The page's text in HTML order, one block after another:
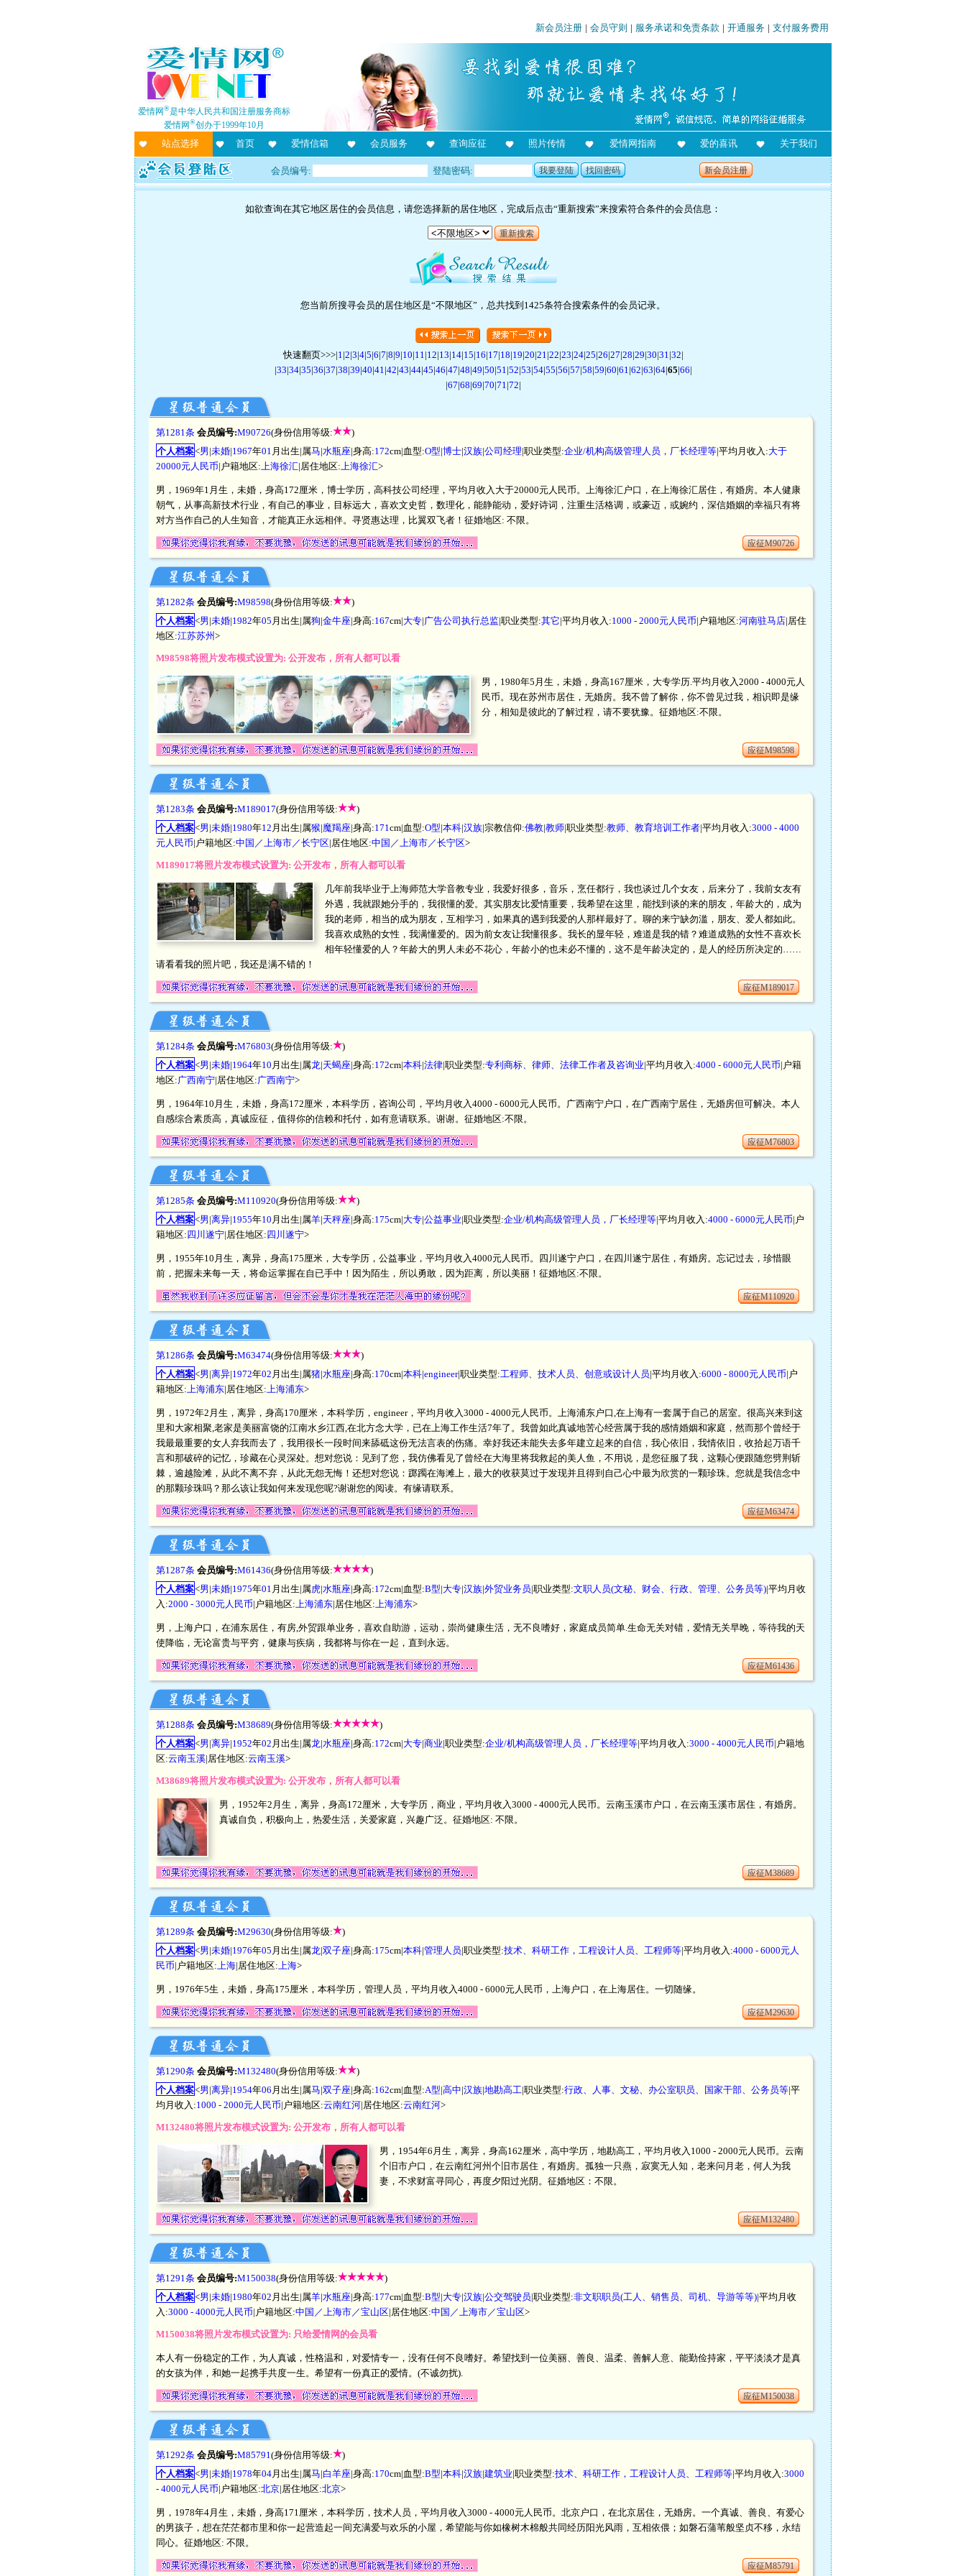
新会员注册 | 会员守则 | 服务承诺和免责条款 | 开通服务 | 支付服务费用
爱情网®是中华人民共和国注册服务商标
爱情网®创办于1999年10月
站点选择 首页 爱情信箱 会员服务 查询应征 照片传情 爱情网指南 爱的喜讯 关于我们
会员编号: 登陆密码: 我要登陆 找回密码 新会员注册
如欲查询在其它地区居住的会员信息，请您选择新的居住地区，完成后点击“重新搜索”来搜索符合条件的会员信息：
重新搜索
您当前所搜寻会员的居住地区是“不限地区”，总共找到1425条符合搜索条件的会员记录。
快速翻页>>>|1 |2|3|4|5|6|7|8|9|10|11 |12|13|14|15|16|17|18|19|20|21 |22|23|24|25|26|27|28|29|30|31 |32|
|33|34|35|36|37|38|39|40|41 |42|43|44|45|46|47|48|49|50|51 |52|53|54|55|56|57|58|59|60|61 |62|63|64|65|66|
|67|68|69|70|71 |72|
第1281条 会员编号:M90726(身份信用等级:
)
个人档案<男|未婚|1967年01 月出生|属马|水瓶座|身高:172cm|血型:O型|博士|汉族|公司经理|职业类型:企业/机构高级管理人员，厂长经理等|平均月收入:大于
20000元人民币|户籍地区: 上海徐汇|居住地区: 上海徐汇>
男，1969年1月生，未婚，身高172厘米，博士学历，高科技公司经理，平均月收入大于20000元人民币。上海徐汇户口，在上海徐汇居住，有婚房。本人健康
朝气，从事高新技术行业，有自己的事业，目标远大，喜欢文史哲，数理化，能静能动，爱好诗词，注重生活格调，或豪迈，或婉约，深信婚姻的幸福只有将
对方当作自己的人生知音，才能真正永远相伴。寻贤惠达理，比翼双飞者！征婚地区: 不限。
应征M90726
第1282条 会员编号:M98598(身份信用等级:
)
个人档案<男|未婚|1982年05 月出生|属狗|金牛座|身高:167cm|大专|广告公司执行总监|职业类型:其它|平均月收入:1000 - 2000元人民币|户籍地区:河南驻马店|居住
地区:江苏苏州>
M98598将照片发布模式设置为: 公开发布，所有人都可以看
男，1980年5月生，未婚，身高167厘米，大专学历.平均月收入2000 - 4000元人
民币。现在苏州市居住，无婚房。我不曾了解你，你不曾见过我，相识即是缘
分，相知是彼此的了解过程，请不要犹豫。征婚地区:不限。
应征M98598
第1283条 会员编号:M189017(身份信用等级:
)
个人档案<男|未婚|1980年12 月出生|属猴|魔羯座|身高:171 cm|血型:O型|本科|汉族|宗教信仰:佛教|教师|职业类型:教师、教育培训工作者|平均月收入:3000 - 4000
元人民币|户籍地区:中国／上海市／长宁区|居住地区:中国／上海市／长宁区>
M189017将照片发布模式设置为: 公开发布，所有人都可以看
几年前我毕业于上海师范大学音教专业，我爱好很多，音乐，烹任都行，我也谈过几个女友，后来分了，我前女友有
外遇，我就跟她分手的，我很懂的爱。其实朋友比爱情重要，我希望在这里，能找到谈的来的朋友，年龄大的，成为
我的老师，相当的成为朋友，互相学习，如果真的遇到我爱的人那样最好了。聊的来宁缺勿滥，朋友、爱人都如此。
我喜欢成熟的女性，我满懂爱的。因为前女友让我懂很多。我长的显年轻，难道是我的错？难道成熟的女性不喜欢长
相年轻懂爱的人？年龄大的男人未必不花心，年龄小的也未必不懂的，这不是年龄决定的，是人的经历所决定的……
请看看我的照片吧，我还是满不错的！
应征M189017
第1284条 会员编号:M76803(身份信用等级:
)
个人档案<男|未婚|1964年10 月出生|属龙|天蝎座|身高:172cm|本科|法律|职业类型:专利商标、律师、法律工作者及咨询业|平均月收入:4000 - 6000元人民币|户籍
地区:广西南宁|居住地区:广西南宁>
男，1964年10月生，未婚，身高172厘米，本科学历，咨询公司，平均月收入4000 - 6000元人民币。广西南宁户口，在广西南宁居住，无婚房但可解决。本人
自感综合素质高，真诚应征，值得你的信赖和托付，如有意请联系。谢谢。征婚地区:不限。
应征M76803
第1285条 会员编号:M110920(身份信用等级:
)
个人档案<男|离异|1955年10 月出生|属羊|天秤座|身高:175cm|大专|公益事业|职业类型:企业/机构高级管理人员，厂长经理等|平均月收入:4000 - 6000元人民币|户
籍地区:四川遂宁|居住地区:四川遂宁>
男，1955年10月生，离异，身高175厘米，大专学历，公益事业，平均月收入4000元人民币。四川遂宁户口，在四川遂宁居住，有婚房。忘记过去，珍惜眼
前，把握未来每一天，将命运掌握在自已手中！因为陌生，所以勇敢，因为距离，所以美丽！征婚地区:不限。
应征M110920
第1286条 会员编号:M63474(身份信用等级:
)
个人档案<男|离异|1972年02 月出生|属猪|水瓶座|身高:170cm|本科|engineer|职业类型:工程师、技术人员、创意或设计人员|平均月收入:6000 - 8000元人民币|户
籍地区: 上海浦东|居住地区: 上海浦东>
男，1972年2月生，离异，身高170厘米，本科学历，engineer，平均月收入3000 - 4000元人民币。上海浦东户口,在上海有一套属于自己的居室。很高兴来到这
里和大家相聚,老家是美丽富饶的江南水乡江西,在北方念大学，已在上海工作生活7年了。我曾如此真诚地苦心经营属于我的感情婚姻和家庭，然而那个曾经于
我最最重要的女人弃我而去了，我用很长一段时间来舔砥这份无法言表的伤痛。幸好我还未能失去多年建立起来的自信，我心依旧，我情依旧，收拾起万语千
言和那破碎的记忆，珍藏在心灵深处。想对您说：见到了您，我仿佛看见了曾经在大海里将我救起的美人鱼，不用说，是您征服了我，这颗心便跟随您劈荆斩
棘，逾越险滩，从此不离不弃，从此无怨无悔！还想对您说：踯躅在海滩上，最大的收获莫过于发现并且得到自己心中最为欣赏的一颗珍珠。您就是我信念中
的那颗珍珠吗？那么该让我如何来发现您呢?谢谢您的阅读。有缘请联系。
应征M63474
第1287条 会员编号:M61436(身份信用等级:
)
个人档案<男|未婚|1975年01 月出生|属虎|水瓶座|身高:172cm|血型:B型|大专|汉族|外贸业务员|职业类型:文职人员(文秘、财会、行政、管理、公务员等)|平均月收
入:2000 - 3000元人民币|户籍地区: 上海浦东|居住地区: 上海浦东>
男，上海户口，在浦东居住，有房,外贸跟单业务，喜欢自助游，运动，崇尚健康生活，无不良嗜好，家庭成员简单.生命无关对错，爱情无关早晚，等待我的天
使降临，无论富贵与平穷，健康与疾病，我都将与你在一起，直到永远。
应征M61436
第1288条 会员编号:M38689(身份信用等级:
)
个人档案<男|离异|1952年02 月出生|属龙|水瓶座|身高:172cm|大专|商业|职业类型:企业/机构高级管理人员，厂长经理等|平均月收入:3000 - 4000元人民币|户籍地
区:云南玉溪|居住地区:云南玉溪>
M38689将照片发布模式设置为: 公开发布，所有人都可以看
男，1952年2月生，离异，身高172厘米，大专学历，商业，平均月收入3000 - 4000元人民币。云南玉溪市户口，在云南玉溪市居住，有婚房。
真诚自负，积极向上，热爱生活，关爱家庭，兴趣广泛。征婚地区: 不限。
应征M38689
第1289条 会员编号:M29630(身份信用等级:
)
个人档案<男|未婚|1976年05 月出生|属龙|双子座|身高:175cm|本科|管理人员|职业类型:技术、科研工作，工程设计人员、工程师等|平均月收入:4000 - 6000元人
民币|户籍地区: 上海|居住地区: 上海>
男，1976年5生，未婚，身高175厘米，本科学历，管理人员，平均月收入4000 - 6000元人民币，上海户口，在上海居住。一切随缘。
应征M29630
第1290条 会员编号:M132480(身份信用等级:
)
个人档案<男|离异|1954年06 月出生|属马|双子座|身高:162cm|血型:A型|高中|汉族|地勘高工|职业类型:行政、人事、文秘、办公室职员、国家干部、公务员等|平
均月收入:1000 - 2000元人民币|户籍地区:云南红河|居住地区:云南红河>
M132480将照片发布模式设置为: 公开发布，所有人都可以看
男，1954年6月生，离异，身高162厘米，高中学历，地勘高工，平均月收入1000 - 2000元人民币。云南
个旧市户口，在云南红河州个旧市居住，有婚房。孤独一只燕，寂寞无人知，老来问月老，何人为我
妻，不求财富寻同心，再度夕阳过光阴。征婚地区：不限。
应征M132480
第1291条 会员编号:M150038(身份信用等级:
)
个人档案<男|未婚|1980年02 月出生|属羊|水瓶座|身高:177cm|血型:B型|大专|汉族|公交驾驶员|职业类型:非文职职员(工人、销售员、司机、导游等等)|平均月收
入:3000 - 4000元人民币|户籍地区:中国／上海市／宝山区|居住地区:中国／上海市／宝山区>
M150038将照片发布模式设置为: 只给爱情网的会员看
本人有一份稳定的工作，为人真诚，性格温和，对爱情专一，没有任何不良嗜好。希望找到一位美丽、善良、温柔、善解人意、能勤俭持家，平平淡淡才是真
的女孩为伴，和她一起携手共度一生。希望有一份真正的爱情。(不诚勿扰).
应征M150038
第1292条 会员编号:M85791 (身份信用等级:
)
个人档案<男|未婚|1978年04 月出生|属马|白羊座|身高:170cm|血型:B型|本科|汉族|建筑业|职业类型:技术、科研工作，工程设计人员、工程师等|平均月收入:3000
- 4000元人民币|户籍地区:北京|居住地区:北京>
男，1978年4月生，未婚，身高171厘米，本科学历，技术人员，平均月收入3000 - 4000元人民币。北京户口，在北京居住，无婚房。一个真诚、善良、有爱心
的男孩子，想在茫茫都市里和你一起营造起一间充满爱与欢乐的小屋，希望能与你如橡树木棉般共同经历阳光风雨，互相依偎；如磐石蒲苇般坚贞不移，永结
同心。征婚地区: 不限。
应征M85791